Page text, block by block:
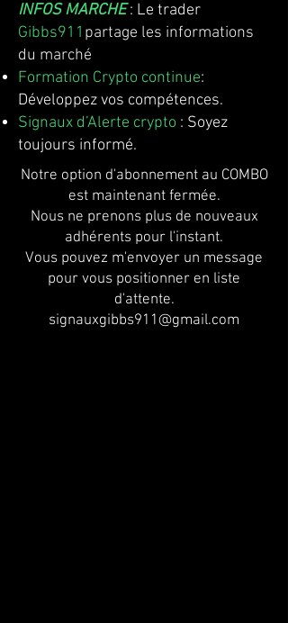
INFOS MARCHE : Le trader
Gibbs911 partage les informations
du marché
Formation Crypto continue:
Développez vos compétences.
Signaux d’Alerte crypto : Soyez
toujours informé.
Notre option d'abonnement au COMBO
est maintenant fermée.
Nous ne prenons plus de nouveaux
adhérents pour l'instant.
Vous pouvez m'envoyer un message
pour vous positionner en liste
d'attente.
signauxgibbs911@gmail.com